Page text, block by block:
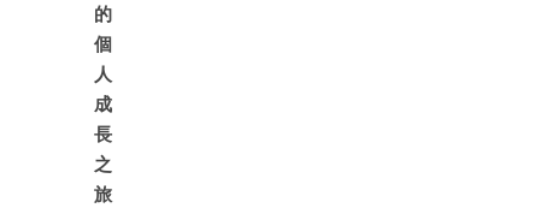
的
個
人
成
長
之
旅